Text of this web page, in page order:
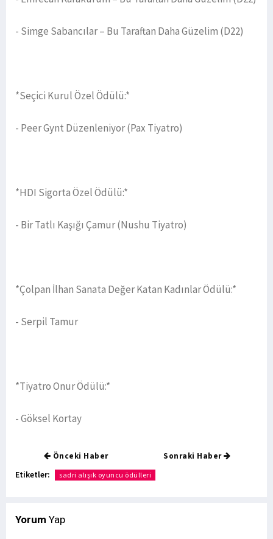
- Simge Sabancılar – Bu Taraftan Daha Güzelim (D22)
*Seçici Kurul Özel Ödülü:*
- Peer Gynt Düzenleniyor (Pax Tiyatro)
*HDI Sigorta Özel Ödülü:*
- Bir Tatlı Kaşığı Çamur (Nushu Tiyatro)
*Çolpan İlhan Sanata Değer Katan Kadınlar Ödülü:*
- Serpil Tamur
*Tiyatro Onur Ödülü:*
- Göksel Kortay
Önceki Haber Sonraki Haber
Etiketler: sadri alışık oyuncu ödülleri
Yorum Yap